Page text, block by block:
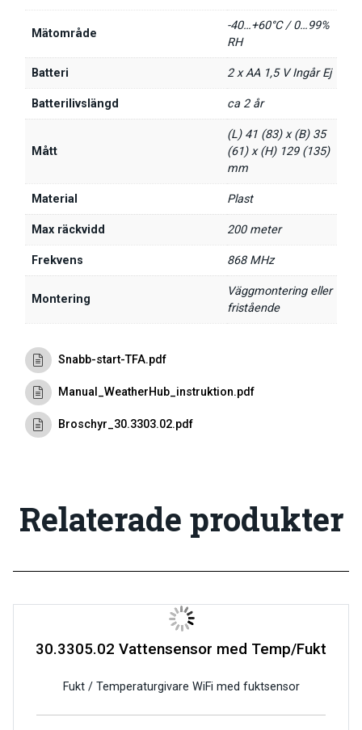
Mätområde
-40…+60°C / 0…99%
RH
Batteri 2 x AA 1,5 V Ingår Ej
Batterilivslängd ca 2 år
Mått
(L) 41 (83) x (B) 35
(61) x (H) 129 (135)
mm
Material Plast
Max räckvidd 200 meter
Frekvens 868 MHz
Montering
Väggmontering eller
fristående
Snabb-start-TFA.pdf
Manual_WeatherHub_instruktion.pdf
Broschyr_30.3303.02.pdf
Relaterade produkter
30.3305.02 Vattensensor med Temp/Fukt
Fukt / Temperaturgivare WiFi med fuktsensor